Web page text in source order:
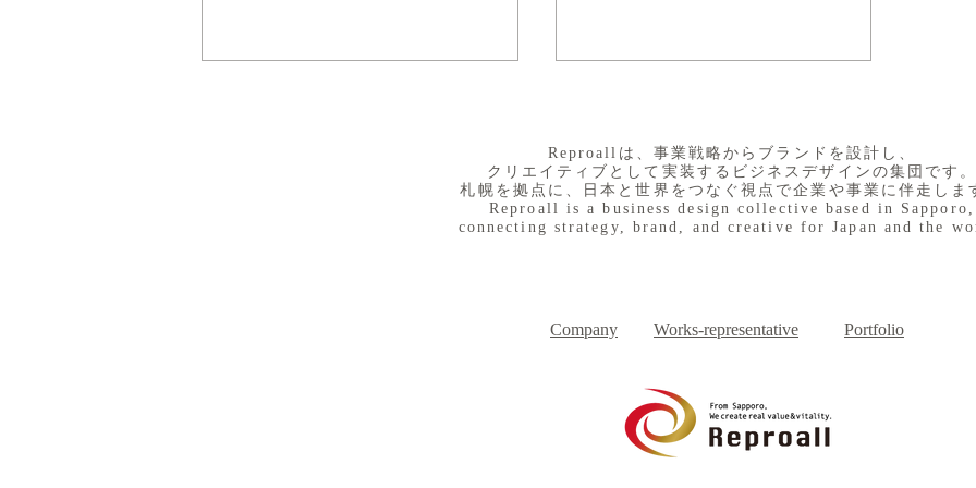
​Reproallは、事業戦略からブランドを設計し、
クリエイティブとして実装するビジネスデザインの集団です。
札幌を拠点に、日本と世界をつなぐ視点で企業や事業に伴走しま
Reproall is a business design collective based in Sapporo,
connecting strategy, brand, and creative for Japan and the
Company Works-representative Portfolio